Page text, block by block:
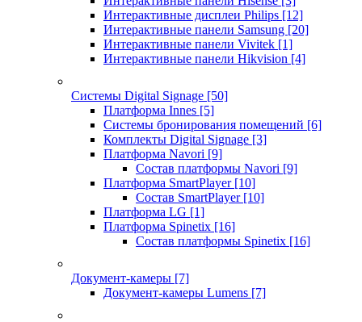
Интерактивные дисплеи Philips [12]
Интерактивные панели Samsung [20]
Интерактивные панели Vivitek [1]
Интерактивные панели Hikvision [4]
Системы Digital Signage [50]
Платформа Innes [5]
Системы бронирования помещений [6]
Комплекты Digital Signage [3]
Платформа Navori [9]
Состав платформы Navori [9]
Платформа SmartPlayer [10]
Состав SmartPlayer [10]
Платформа LG [1]
Платформа Spinetix [16]
Состав платформы Spinetix [16]
Документ-камеры [7]
Документ-камеры Lumens [7]